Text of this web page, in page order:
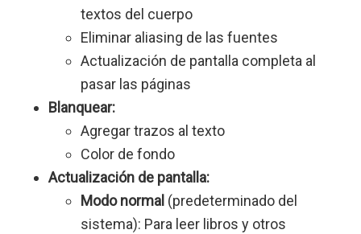
textos del cuerpo
Eliminar aliasing de las fuentes
Actualización de pantalla completa al
pasar las páginas
Blanquear:
Agregar trazos al texto
Color de fondo
Actualización de pantalla:
Modo normal (predeterminado del
sistema): Para leer libros y otros